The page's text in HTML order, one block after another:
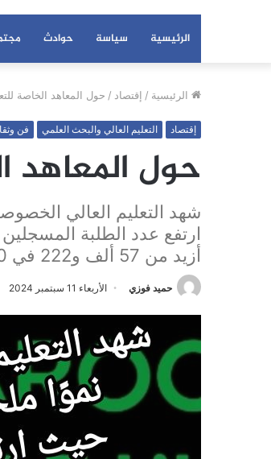
الرئيسية سياسة حوادث
الرئيسية / إقتصاد / حول المعاهد الخاصة
إقتصاد التعليم العالي والبحث العلمي فن
حول المعاهد
شهد التعليم العالي
أزيد من 57 ألف و222 في 2020-2024.
حميد فوزي الأربعاء 11 سبتمبر 2024